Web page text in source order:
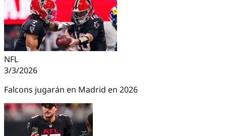
NFL
3/3/2026
Falcons jugarán en Madrid en 2026